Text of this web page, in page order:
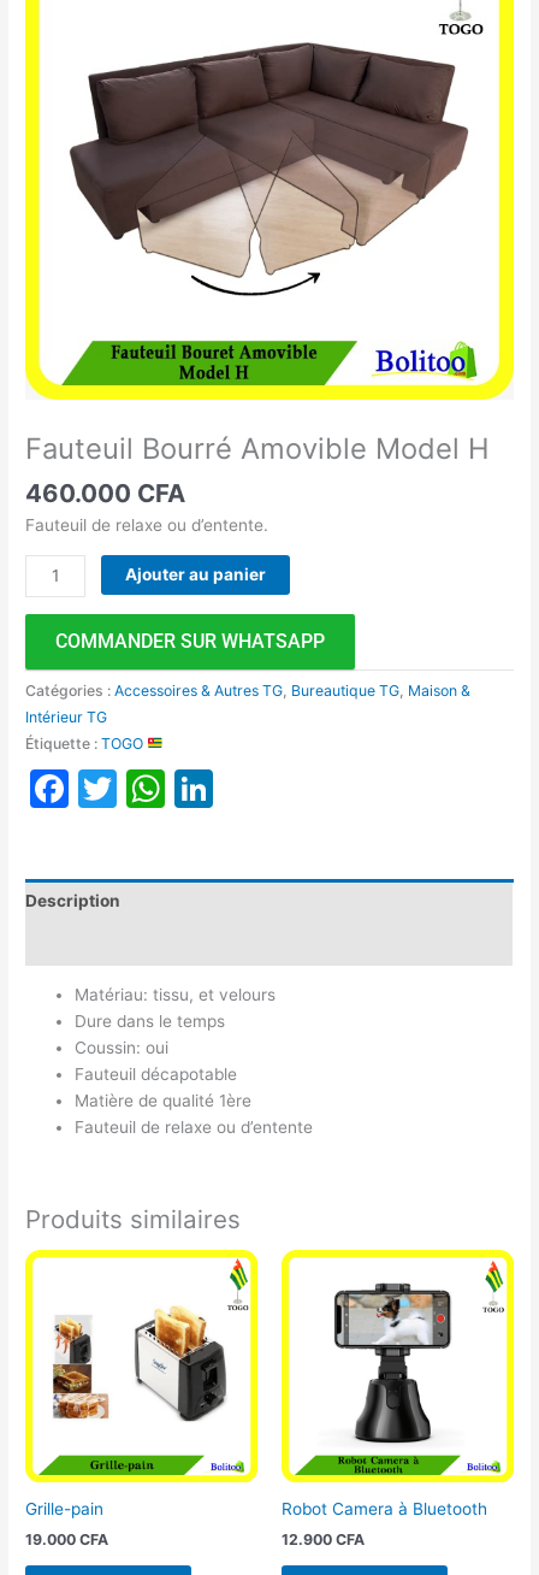
Fauteuil Bourré Amovible Model H
460.000 CFA
Fauteuil de relaxe ou d’entente.
Ajouter au panier
COMMANDER SUR WHATSAPP
Catégories :Accessoires & Autres TG Bureautique TG Maison &
Intérieur TG
Étiquette :TOGO
Facebook
TwitterWhatsApp
Description
Matériau: tissu, et velours
Dure dans le temps
Coussin: oui
Fauteuil décapotable
Matière de qualité 1ère
Fauteuil de relaxe ou d’entente
Produits similaires
Grille-pain
19.000CFA
Robot Camera à Bluetooth
12.900 CFA